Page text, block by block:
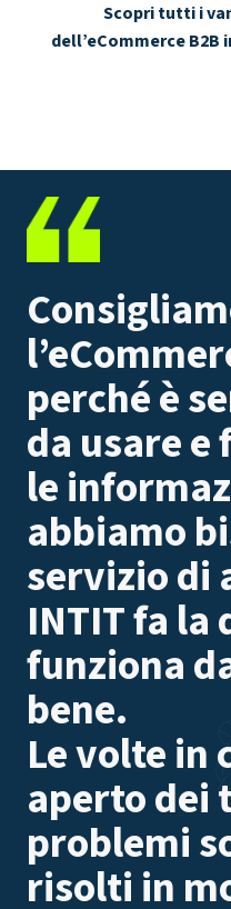
Scopri tutti i
dell’eCommerce
perché è
da usare
le
abbiamo
servizio di
INTIT fa la
funziona
bene.
Le volte in
aperto dei
problemi
risolti in